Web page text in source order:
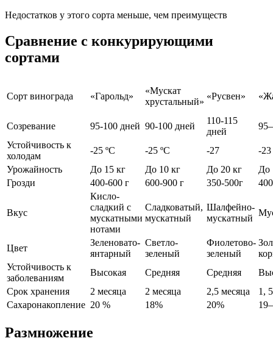
Недостатков у этого сорта меньше, чем преимуществ
Сравнение с конкурирующими
сортами
Сорт винограда «Гарольд»
«Мускат
хрустальный»
«Русвен»
Созревание 95-100 дней 90-100 дней
110-115
дней
Устойчивость к
холодам
-25 ºС -25 ºС -27
-23
Урожайность
До 15 кг До 10 кг До 20 кг
До
Грозди
400-600 г 600-900 г 350-500г
Вкус
Кисло-
сладкий с
мускатными
нотами
Сладковатый,
мускатный
Шалфейно-
мускатный
Цвет
Зеленовато-
янтарный
Светло-
зеленый
Фиолетово-
зеленый
Устойчивость к
заболеваниям
Высокая Средняя Средняя
Срок хранения
2 месяца 2 месяца 2,5 месяца
1,
Сахаронакопление 20 % 18% 20%
Размножение